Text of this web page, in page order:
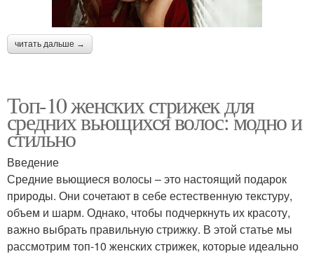
читать дальше →
Топ-10 женских стрижек для
средних вьющихся волос: модно и
стильно
Введение
Средние вьющиеся волосы – это настоящий подарок
природы. Они сочетают в себе естественную текстуру,
объем и шарм. Однако, чтобы подчеркнуть их красоту,
важно выбрать правильную стрижку. В этой статье мы
рассмотрим топ-10 женских стрижек, которые идеально